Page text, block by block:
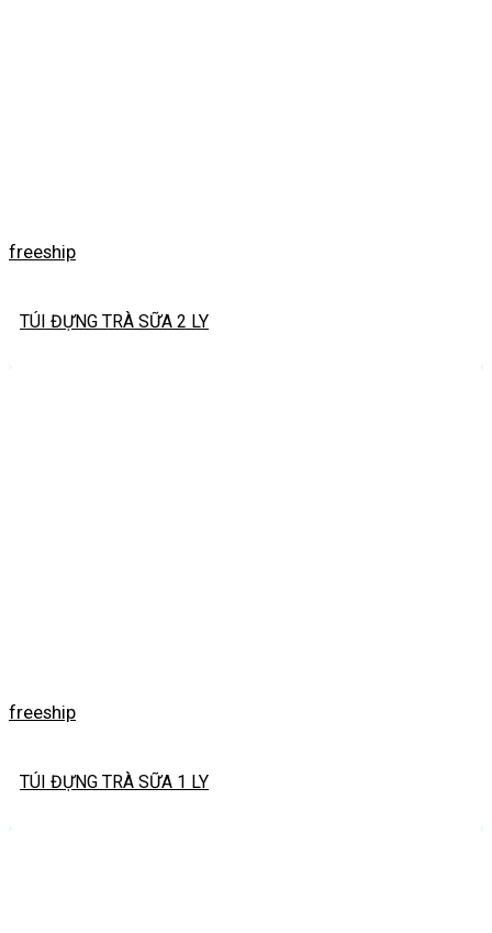
freeship
TÚI ĐỰNG TRÀ SỮA 2 LY
freeship
TÚI ĐỰNG TRÀ SỮA 1 LY